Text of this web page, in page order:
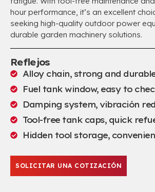
hour performance, it’s an excellent
seeking high-quality outdoor power
durable garden machinery solutions.
Reflejos
Alloy chain, strong and
Fuel tank window, easy to
Damping system, vibración
Tool-free tank caps, quick
Hidden tool storage,
SOLICITAR UNA COTIZACIÓN